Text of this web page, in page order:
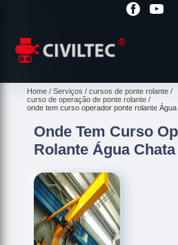
Home Serviços
cursos de ponte rolante
curso de operação de ponte rolante
onde tem curso operador ponte rolante
Onde Tem Curso
Rolante Água Chata